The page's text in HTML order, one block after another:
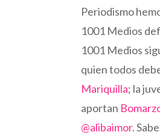
Periodismo
1001 Medios
1001 Medios
quien todos
Mariquilla; la
aportan
@alibaimor.